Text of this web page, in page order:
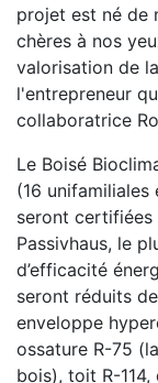
projet est né de
chères à nos
valorisation de
l'entrepreneur
collaboratrice
Le Boisé
(16 unifamiliales
seront certifiées
Passivhaus, le
d’efficacité
seront réduits
enveloppe
ossature R-75
bois), toit R-